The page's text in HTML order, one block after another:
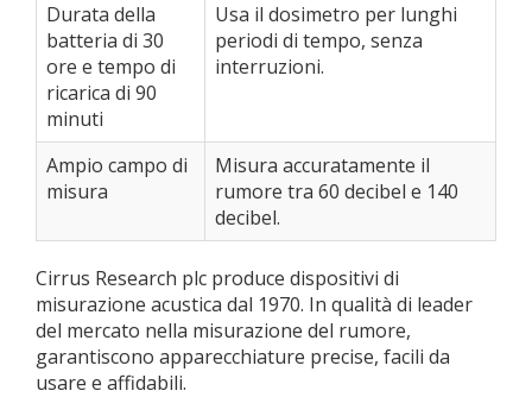
Durata della
batteria di 30
ore e tempo di
ricarica di 90
minuti
Usa il dosimetro per lunghi
periodi di tempo, senza
interruzioni.
Ampio campo di
misura
Misura accuratamente il
rumore tra 60 decibel e 140
decibel.
Cirrus Research plc produce dispositivi di
misurazione acustica dal 1970. In qualità di leader
del mercato nella misurazione del rumore,
garantiscono apparecchiature precise, facili da
usare e affidabili.